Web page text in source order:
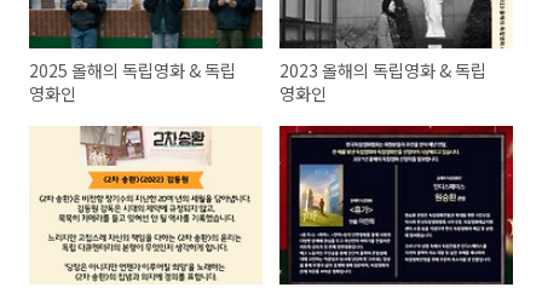
2025 올해의 독립영화 & 독립
영화인
2023 올해의 독립영화 & 독립
영화인